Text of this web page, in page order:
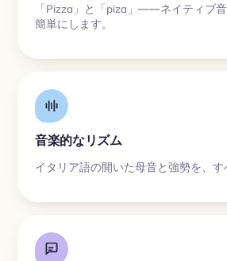
「Pizza」と「piza」――ネイティブ
簡単にします。
音楽的なリズム
イタリア語の開いた母音と強勢を、す